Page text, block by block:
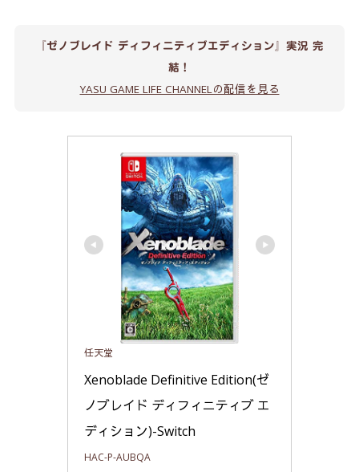
『ゼノブレイド ディフィニティブエディション』実況 完
結！
YASU GAME LIFE CHANNELの配信を見る
任天堂
Xenoblade Definitive Edition(ゼ
ノブレイド ディフィニティブ エ
ディション)-Switch
HAC-P-AUBQA